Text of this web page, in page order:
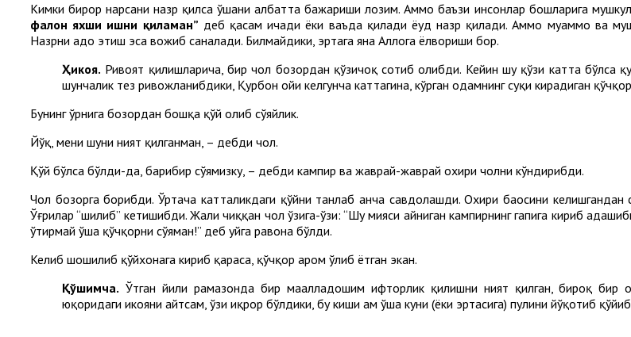
Кимки бирор нарсани назр қилса ўшани албатта бажариши лозим. Аммо баъзи инсонлар бошларига мушкул
фалон яхши ишни қиламан” деб қасам ичади ёки ваъда қилади ёҳуд назр қилади. Аммо муаммо ва
Назрни адо этиш эса вожиб саналади. Билмайдики, эртага яна Аллоҳга ёлвориши бор.
Ҳикоя. Ривоят қилишларича, бир чол бозордан қўзичоқ сотиб олибди. Кейин шу қўзи катта бўлса
шунчалик тез ривожланибдики, Қурбон ойи келгунча каттагина, кўрган одамнинг суқи кирадиган
Бунинг ўрнига бозордан бошқа қўй олиб сўяйлик.
Йўқ, мени шуни ният қилганман, – дебди чол.
Қўй бўлса бўлди-да, барибир сўямизку, – дебди кампир ва жаврай-жаврай охири чолни кўндирибди.
Чол бозорга борибди. Ўртача катталикдаги қўйни танлаб анча савдолашди. Охири баҳосини келишгандан
Ўғрилар “шилиб” кетишибди. Жаҳли чиққан чол ўзига-ўзи: “Шу мияси айниган кампирнинг гапига кириб
ўтирмай ўша қўчқорни сўяман!” деб уйга равона бўлди.
Келиб шошилиб қўйхонага кириб қараса, қўчқор ҳаром ўлиб ётган экан.
Қўшимча. Ўтган йили рамазонда бир маҳалладошим ифторлик қилишни ният қилган, бироқ
юқоридаги ҳикояни айтсам, ўзи иқрор бўлдики, бу киши ҳам ўша куни (ёки эртасига) пулини йўқотиб